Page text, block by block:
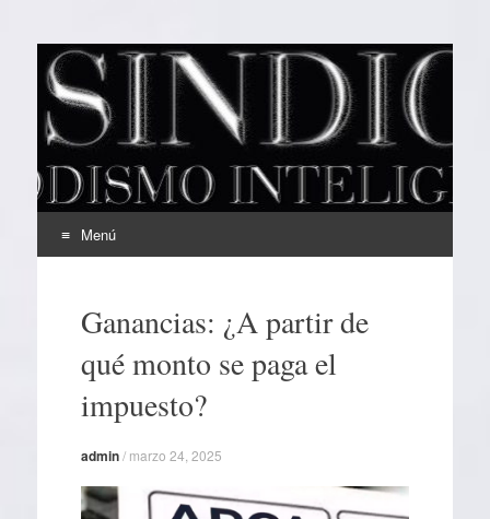
EL SINDICAL
Periodismo Inteligente
Menú
contenidoGanancias: ¿A partir de
qué monto se paga el
impuesto?
admin/ marzo 24, 2025